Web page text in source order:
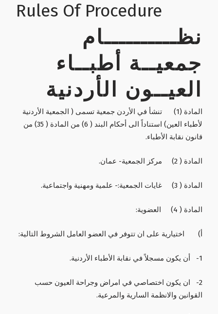
Rules Of Procedure
نظــــــــــام
جمعيــة أطبــاء
العيــون الأردنية
المادة (1) تنشأ في الأردن جمعية تسمى ( الجمعية الأردنية
لأطباء العين) استناداً الى أحكام البند ( 6) من المادة ( 35) من
قانون نقابة الأطباء.
المادة ( 2) مركز الجمعية- عمان.
المادة ( 3) غايات الجمعية:- علمية ومهنية واجتماعية.
المادة ( 4) العضوية:
أ‌) اختيارية على ان تتوفر في العضو العامل الشروط التالية:
1- أن يكون مسجلاً في نقابة الأطباء الأردنية.
2- ان يكون اختصاصي في امراض وجراحة العيون حسب
القوانين والانظمة السارية والمرعية.